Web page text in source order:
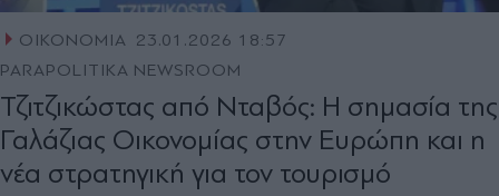
ΟΙΚΟΝΟΜΙΑ 23.01.2026 18:57
PARAPOLITIKA NEWSROOM
Τζιτζικώστας από Νταβός: Η σημασία της
Γαλάζιας Οικονομίας στην Ευρώπη και η
νέα στρατηγική για τον τουρισμό